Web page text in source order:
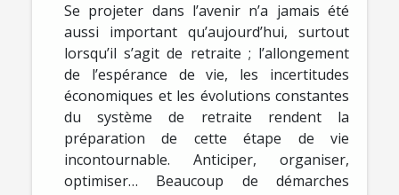
Se projeter dans l’avenir n’a jamais été
aussi important qu’aujourd’hui, surtout
lorsqu’il s’agit de retraite ; l’allongement
de l’espérance de vie, les incertitudes
économiques et les évolutions constantes
du système de retraite rendent la
préparation de cette étape de vie
incontournable. Anticiper, organiser,
optimiser… Beaucoup de démarches